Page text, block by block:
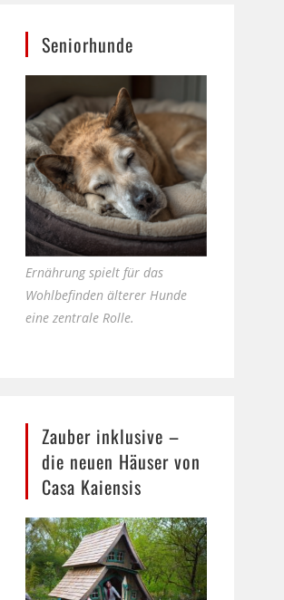
Seniorhunde
Ernährung spielt für das
Wohlbefinden älterer Hunde
eine zentrale Rolle.
Zauber inklusive –
die neuen Häuser von
Casa Kaiensis